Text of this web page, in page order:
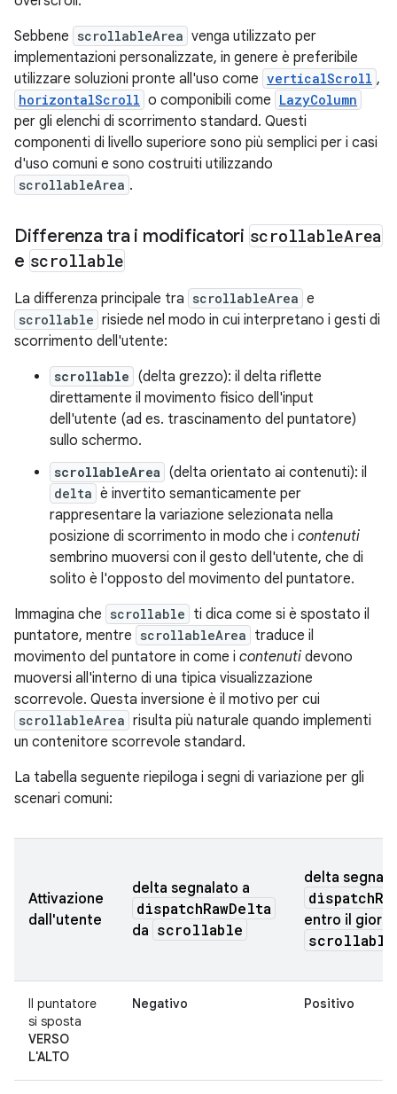
Sebbene scrollableArea venga utilizzato per
implementazioni personalizzate, in genere è preferibile
utilizzare soluzioni pronte all'uso come verticalScroll ,
horizontalScroll o componibili come LazyColumn
per gli elenchi di scorrimento standard. Questi
componenti di livello superiore sono più semplici per i casi
d'uso comuni e sono costruiti utilizzando
scrollableArea .
Differenza tra i modificatori scrollableArea
e scrollable
La differenza principale tra scrollableArea e
scrollable risiede nel modo in cui interpretano i gesti di
scorrimento dell'utente:
scrollable (delta grezzo): il delta riflette
direttamente il movimento fisico dell'input
dell'utente (ad es. trascinamento del puntatore)
sullo schermo.
scrollableArea (delta orientato ai contenuti): il
delta è invertito semanticamente per
rappresentare la variazione selezionata nella
posizione di scorrimento in modo che i contenuti
sembrino muoversi con il gesto dell'utente, che di
solito è l'opposto del movimento del puntatore.
Immagina che scrollable ti dica come si è spostato il
puntatore, mentre scrollableArea traduce il
movimento del puntatore in come i contenuti devono
muoversi all'interno di una tipica visualizzazione
scorrevole. Questa inversione è il motivo per cui
scrollableArea risulta più naturale quando implementi
un contenitore scorrevole standard.
La tabella seguente riepiloga i segni di variazione per gli
scenari comuni:
Attivazione
dall'utente
delta segnalato a
dispatchRawDelta
da scrollable
delta
entro il
Il puntatore
si sposta
VERSO
L'ALTO
Negativo Positivo